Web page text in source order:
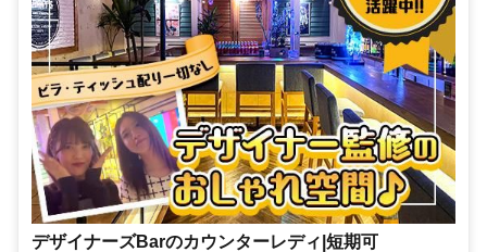
デザイナーズBarのカウンターレディ|短期可